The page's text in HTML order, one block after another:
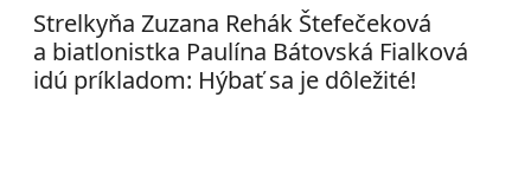
Strelkyňa Zuzana Rehák Štefečeková
a biatlonistka Paulína Bátovská Fialková
idú príkladom: Hýbať sa je dôležité!